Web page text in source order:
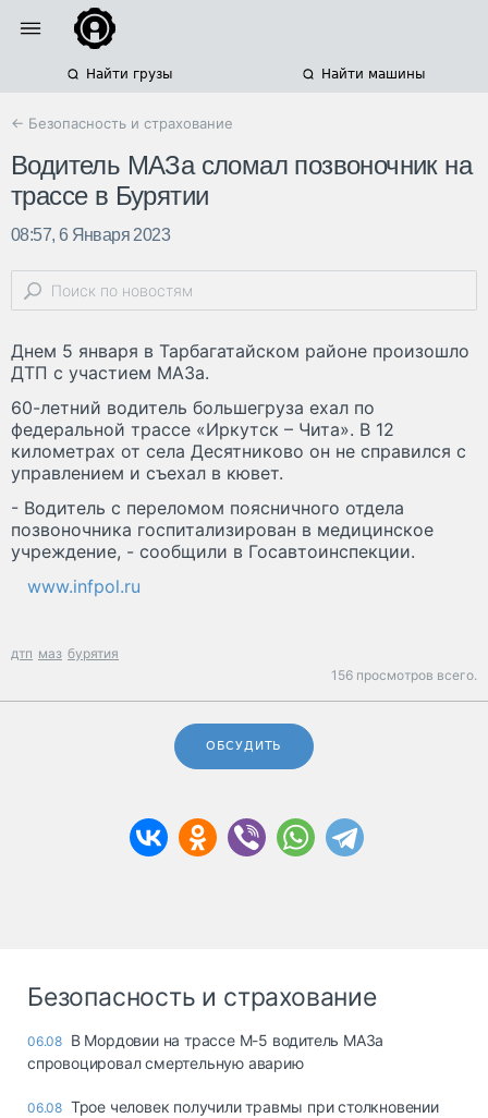
Найти грузы Найти машины
← Безопасность и страхование
Водитель МАЗа сломал позвоночник на
трассе в Бурятии
08:57, 6 Января 2023
Днем 5 января в Тарбагатайском районе произошло
ДТП с участием МАЗа.
60-летний водитель большегруза ехал по
федеральной трассе «Иркутск – Чита». В 12
километрах от села Десятниково он не справился с
управлением и съехал в кювет.
- Водитель с переломом поясничного отдела
позвоночника госпитализирован в медицинское
учреждение, - сообщили в Госавтоинспекции.
www.infpol.ru
дтп маз бурятия
156 просмотров всего.
ОБСУДИТЬ
Безопасность и страхование
06.08 В Мордовии на трассе М-5 водитель МАЗа
спровоцировал смертельную аварию
06.08 Трое человек получили травмы при столкновении